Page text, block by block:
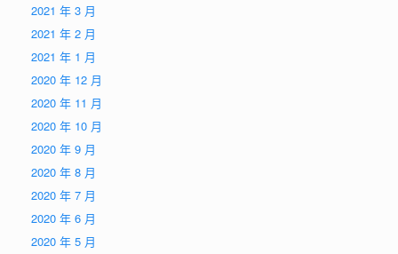
2021 年 3 月
2021 年 2 月
2021 年 1 月
2020 年 12 月
2020 年 11 月
2020 年 10 月
2020 年 9 月
2020 年 8 月
2020 年 7 月
2020 年 6 月
2020 年 5 月